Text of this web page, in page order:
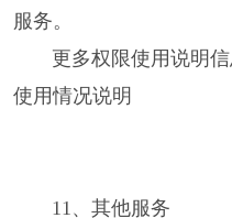
服务。
更多权限使用说明信
使用情况说明
11、其他服务